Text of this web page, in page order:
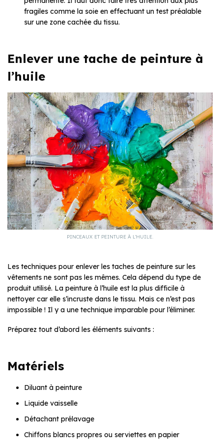
fragiles comme la soie en effectuant un test préalable
sur une zone cachée du tissu.
Enlever une tache de peinture à
l’huile
PINCEAUX ET PEINTURE À L’HUILE.
Les techniques pour enlever les taches de peinture sur les
vêtements ne sont pas les mêmes. Cela dépend du type de
produit utilisé. La peinture à l’huile est la plus difficile à
nettoyer car elle s’incruste dans le tissu. Mais ce n’est pas
impossible ! Il y a une technique imparable pour l’éliminer.
Préparez tout d’abord les éléments suivants :
Matériels
Diluant à peinture
Liquide vaisselle
Détachant prélavage
Chiffons blancs propres ou serviettes en papier